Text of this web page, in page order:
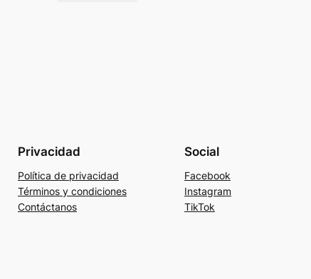
Privacidad
Política de privacidad
Términos y condiciones
Contáctanos
Social
Facebook
Instagram
TikTok